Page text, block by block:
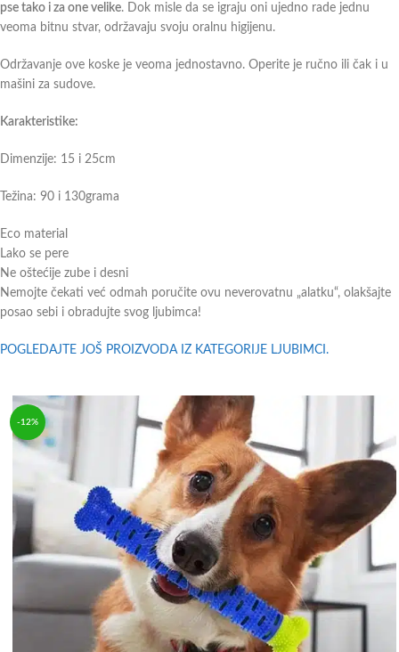
pse tako i za one velike. Dok misle da se igraju oni ujedno rade jednu
veoma bitnu stvar, održavaju svoju oralnu higijenu.
Održavanje ove koske je veoma jednostavno. Operite je ručno ili čak i u
mašini za sudove.
Karakteristike:
Dimenzije: 15 i 25cm
Težina: 90 i 130grama
Eco material
Lako se pere
Ne oštećije zube i desni
Nemojte čekati već odmah poručite ovu neverovatnu „alatku“, olakšajte
posao sebi i obradujte svog ljubimca!
POGLEDAJTE JOŠ PROIZVODA IZ KATEGORIJE LJUBIMCI.
-12%